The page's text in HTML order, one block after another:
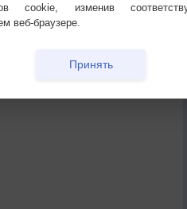
Почему северные сияния
разного цвета?
cookie, изменив
веб-браузере.
Принять